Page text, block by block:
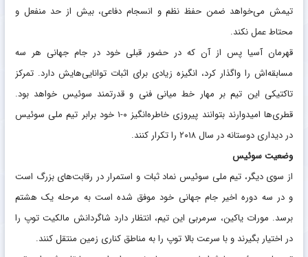
تیمش می‌خواهد ضمن حفظ نظم و انسجام دفاعی، بیش از حد منفعل و
محتاط عمل نکند.
قهرمان آسیا پس از آن که در حضور قبلی خود در جام جهانی هر سه
مسابقه‌اش را واگذار کرد، انگیزه زیادی برای اثبات توانایی‌هایش دارد. تمرکز
تاکتیکی این تیم بر مهار خط میانی فنی و قدرتمند سوئیس خواهد بود.
قطری‌ها امیدوارند بتوانند پیروزی خاطره‌انگیز ۰-۱ خود برابر تیم ملی سوئیس
در دیداری دوستانه در سال ۲۰۱۸ را تکرار کنند.
وضعیت سوئیس
از سوی دیگر، تیم ملی سوئیس نماد ثبات و استمرار در رقابت‌های بزرگ است
و در سه دوره اخیر جام جهانی خود موفق شده است به مرحله یک‌ هشتم
برسد. مورات یاکین، سرمربی این تیم، انتظار دارد شاگردانش مالکیت توپ را
در اختیار بگیرند و با سرعت بالا توپ را به مناطق کناری زمین منتقل کنند.